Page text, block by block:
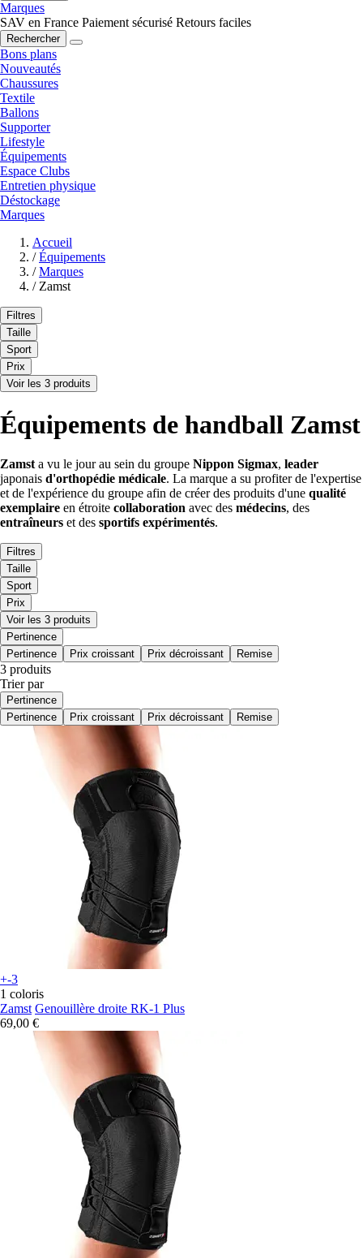
Marques
SAV en France Paiement sécurisé Retours faciles
Rechercher
Bons plans
Nouveautés
Chaussures
Textile
Ballons
Supporter
Lifestyle
Équipements
Espace Clubs
Entretien physique
Déstockage
Marques
Accueil
/ Équipements
/ Marques
/ Zamst
Filtres
Taille
Sport
Prix
Voir les 3 produits
Équipements de handball Zamst
Zamst a vu le jour au sein du groupe Nippon Sigmax, leader
japonais d'orthopédie médicale. La marque a su profiter de l'expertise
et de l'expérience du groupe afin de créer des produits d'une qualité
exemplaire en étroite collaboration avec des médecins, des
entraîneurs et des sportifs expérimentés.
Filtres
Taille
Sport
Prix
Voir les 3 produits
Pertinence
Pertinence
Prix croissant Prix décroissant Remise
3 produits
Trier par
Pertinence
Pertinence
Prix croissant Prix décroissant Remise
+-3
1 coloris
Zamst Genouillère droite RK-1 Plus
69,00 €